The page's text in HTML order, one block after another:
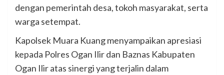
dengan pemerintah desa, tokoh masyarakat, serta
warga setempat.
Kapolsek Muara Kuang menyampaikan apresiasi
kepada Polres Ogan Ilir dan Baznas Kabupaten
Ogan Ilir atas sinergi yang terjalin dalam